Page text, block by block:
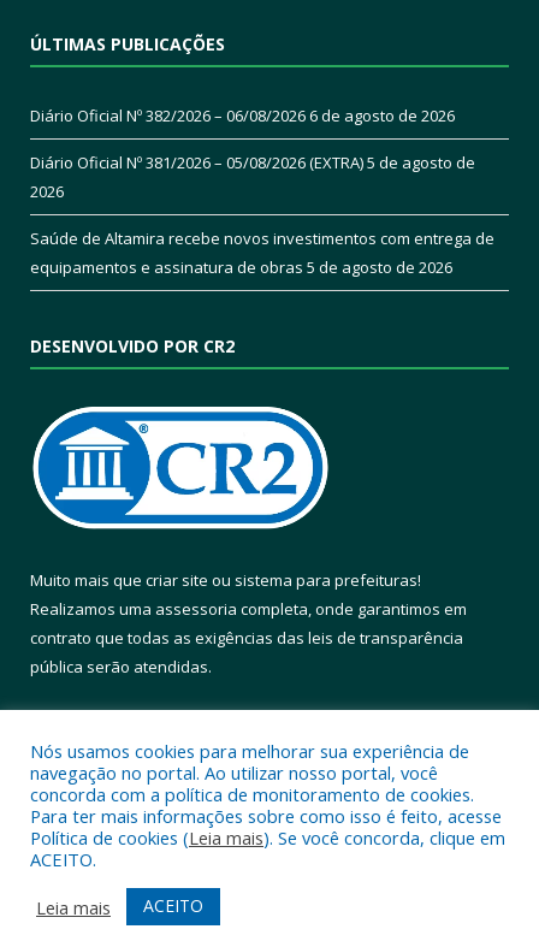
ÚLTIMAS PUBLICAÇÕES
Diário Oficial Nº 382/2026 – 06/08/20266 de agosto de 2026
Diário Oficial Nº 381/2026 – 05/08/2026 (EXTRA)5 de agosto de
2026
Saúde de Altamira recebe novos investimentos com entrega de
equipamentos e assinatura de obras 5 de agosto de 2026
DESENVOLVIDO POR CR2
Muito mais que criar site ou sistema para prefeituras!
Realizamos uma assessoria completa, onde garantimos em
contrato que todas as exigências das leis de transparência
pública serão atendidas.
Todos os direitos reservados a Prefeitura Municipal de Altamira.
Mapa do Site
Acessar Área Administrativa
Acessar Webmail
Nós usamos cookies para melhorar sua experiência de
navegação no portal. Ao utilizar nosso portal, você
concorda com a política de monitoramento de cookies.
Para ter mais informações sobre como isso é feito, acesse
Política de cookies (Leia mais). Se você concorda, clique em
ACEITO.
Leia mais
ACEITO